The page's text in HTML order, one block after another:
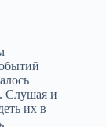
Слушая и
их в